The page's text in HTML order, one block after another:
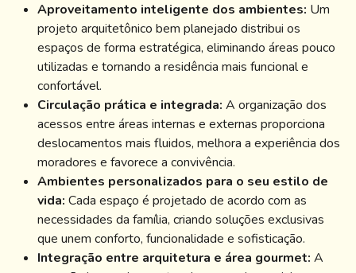
Aproveitamento inteligente dos ambientes: Um
projeto arquitetônico bem planejado distribui os
espaços de forma estratégica, eliminando áreas pouco
utilizadas e tornando a residência mais funcional e
confortável.
Circulação prática e integrada: A organização dos
acessos entre áreas internas e externas proporciona
deslocamentos mais fluidos, melhora a experiência dos
moradores e favorece a convivência.
Ambientes personalizados para o seu estilo de
vida: Cada espaço é projetado de acordo com as
necessidades da família, criando soluções exclusivas
que unem conforto, funcionalidade e sofisticação.
Integração entre arquitetura e área gourmet: A